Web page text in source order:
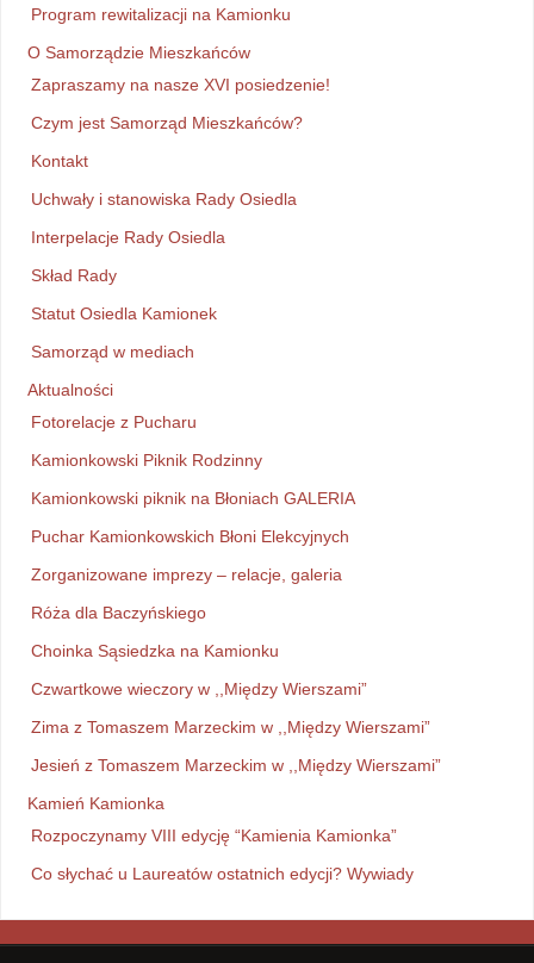
Program rewitalizacji na Kamionku
O Samorządzie Mieszkańców
Zapraszamy na nasze XVI posiedzenie!
Czym jest Samorząd Mieszkańców?
Kontakt
Uchwały i stanowiska Rady Osiedla
Interpelacje Rady Osiedla
Skład Rady
Statut Osiedla Kamionek
Samorząd w mediach
Aktualności
Fotorelacje z Pucharu
Kamionkowski Piknik Rodzinny
Kamionkowski piknik na Błoniach GALERIA
Puchar Kamionkowskich Błoni Elekcyjnych
Zorganizowane imprezy – relacje, galeria
Róża dla Baczyńskiego
Choinka Sąsiedzka na Kamionku
Czwartkowe wieczory w ,,Między Wierszami”
Zima z Tomaszem Marzeckim w ,,Między Wierszami”
Jesień z Tomaszem Marzeckim w ,,Między Wierszami”
Kamień Kamionka
Rozpoczynamy VIII edycję “Kamienia Kamionka”
Co słychać u Laureatów ostatnich edycji? Wywiady